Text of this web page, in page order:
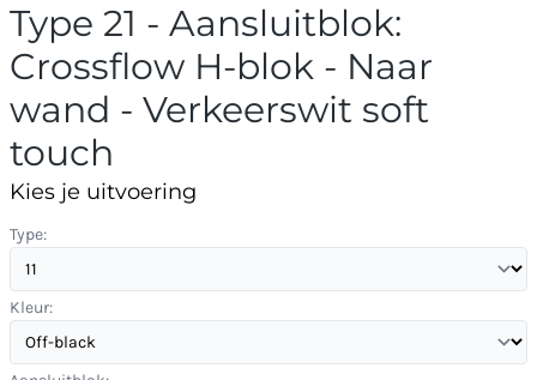
Type 21 - Aansluitblok:
Crossflow H-blok - Naar
wand - Verkeerswit soft
touch
Kies je uitvoering
Type:
Kleur: